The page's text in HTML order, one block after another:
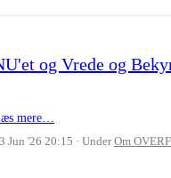
og Vrede og
mere…
Jun '26 20:15
UnderOm